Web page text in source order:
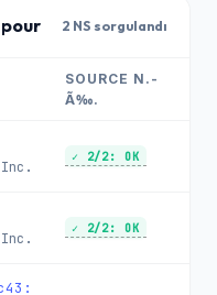
2 NS sorgulandı
SOURCE N.-
Ã‰.
✓ 2/2: OK
✓ 2/2: OK